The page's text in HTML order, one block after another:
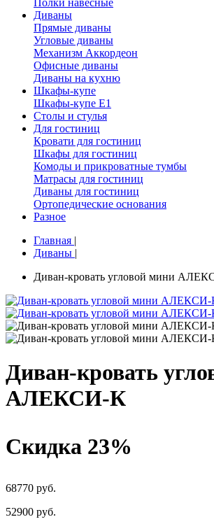
Полки навесные
Диваны
Прямые диваны
Угловые диваны
Механизм Аккордеон
Офисные диваны
Диваны на кухню
Шкафы-купе
Шкафы-купе Е1
Столы и стулья
Для гостиниц
Кровати для гостиниц
Шкафы для гостиниц
Комоды и прикроватные тумбы
Матрасы для гостиниц
Диваны для гостиниц
Ортопедические основания
Разное
Главная |
Диваны |
Диван-кровать угловой мини
Диван-кровать
АЛЕКСИ-К
Скидка 23%
68770 руб.
52900 руб.